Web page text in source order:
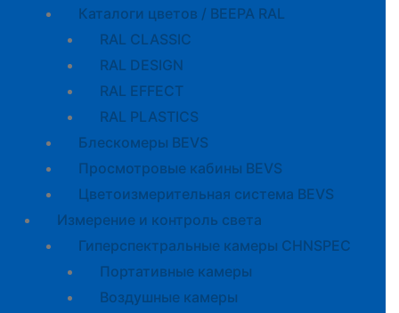
Каталоги цветов / BEEPA RAL
RAL CLASSIC
RAL DESIGN
RAL EFFECT
RAL PLASTICS
Блескомеры BEVS
Просмотровые кабины BEVS
Цветоизмерительная система BEVS
Измерение и контроль света
Гиперспектральные камеры CHNSPEC
Портативные камеры
Воздушные камеры